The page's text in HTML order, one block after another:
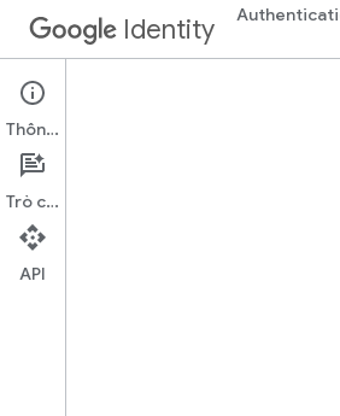
Identity
Authorization
Uỷ quyền Tài khoản Google Xác
Thông tin
Trò chuyện
API